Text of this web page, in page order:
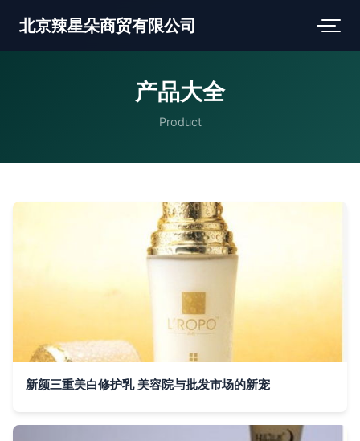
北京辣星朵商贸有限公司
产品大全
Product
新颜三重美白修护乳 美容院与批发市场的新宠